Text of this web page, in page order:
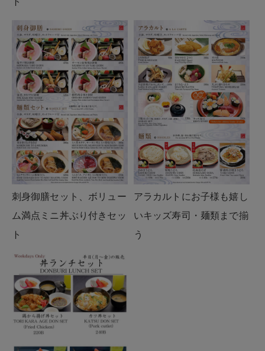
刺身御膳セット、ボリュー
ム満点ミニ丼ぶり付きセッ
ト
アラカルトにお子様も嬉し
いキッズ寿司・麺類まで揃
う